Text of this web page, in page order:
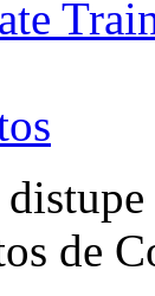
de